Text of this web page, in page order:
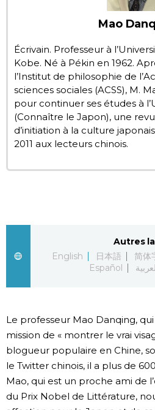
Chroniques
Images
Vidéos
Mao
Écrivain. Professeur à
Kobe. Né à Pékin en 1962.
l’Institut de philosophie de
sciences sociales (ACSS), M.
pour continuer ses études à
(Connaître le Japon), une
d’initiation à la culture
2011 aux lecteurs chinois.
Autres
English
日本語 简体
Español
Le professeur Mao Danqing,
mission de « montrer le vrai
blogueur populaire en Chine,
le Twitter chinois, il a plus de
Mao, qui est un proche ami de
du Prix Nobel de Littérature,